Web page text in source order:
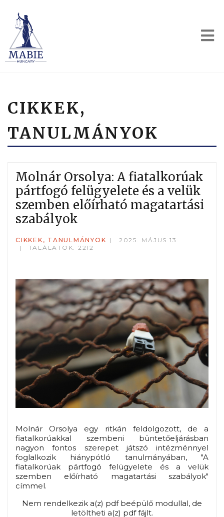
CIKKEK,
TANULMÁNYOK
Molnár Orsolya: A fiatalkorúak
pártfogó felügyelete és a velük
szemben előírható magatartási
szabályok
CIKKEK, TANULMÁNYOK
2025. MÁJUS 13
TALÁLATOK: 2212
Molnár Orsolya egy ritkán feldolgozott, de a
fiatalkorúakkal szembeni büntetőeljárásban
nagyon fontos szerepet játszó intézménnyel
foglalkozik hiánypótló tanulmányában, "A
fiatalkorúak pártfogó felügyelete és a velük
szemben előírható magatartási szabályok"
címmel.
Nem rendelkezik a(z) pdf beépülő modullal, de
letöltheti a(z) pdf fájlt.